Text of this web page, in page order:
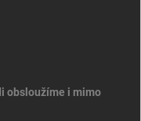
obsloužíme i mimo